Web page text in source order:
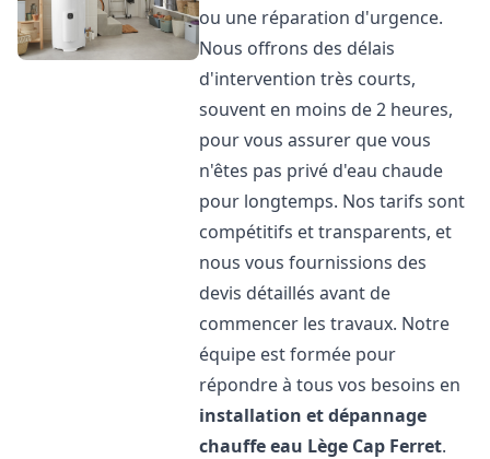
ou une réparation d'urgence.
Nous offrons des délais
d'intervention très courts,
souvent en moins de 2 heures,
pour vous assurer que vous
n'êtes pas privé d'eau chaude
pour longtemps. Nos tarifs sont
compétitifs et transparents, et
nous vous fournissions des
devis détaillés avant de
commencer les travaux. Notre
équipe est formée pour
répondre à tous vos besoins en
installation et dépannage
chauffe eau Lège Cap Ferret.